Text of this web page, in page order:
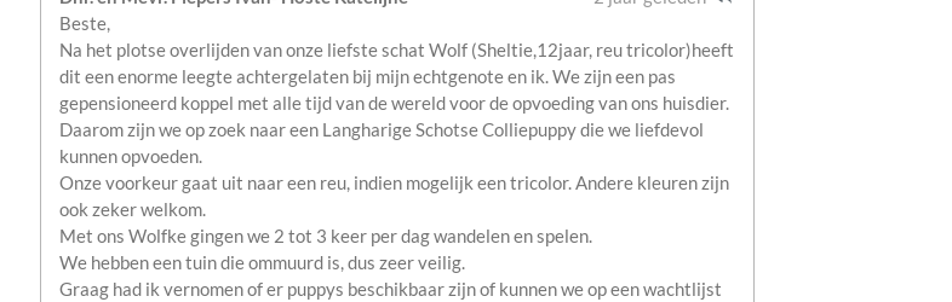
Beste,
Na het plotse overlijden van onze liefste schat Wolf (Sheltie,12jaar, reu tricolor)heeft
dit een enorme leegte achtergelaten bij mijn echtgenote en ik. We zijn een pas
gepensioneerd koppel met alle tijd van de wereld voor de opvoeding van ons huisdier.
Daarom zijn we op zoek naar een Langharige Schotse Colliepuppy die we liefdevol
kunnen opvoeden.
Onze voorkeur gaat uit naar een reu, indien mogelijk een tricolor. Andere kleuren zijn
ook zeker welkom.
Met ons Wolfke gingen we 2 tot 3 keer per dag wandelen en spelen.
We hebben een tuin die ommuurd is, dus zeer veilig.
Graag had ik vernomen of er puppys beschikbaar zijn of kunnen we op een wachtlijst